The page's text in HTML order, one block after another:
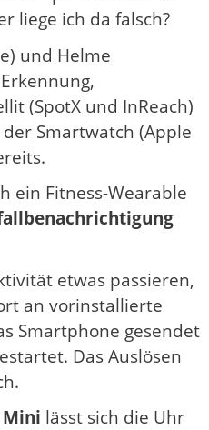
liege ich da falsch?
und Helme
(SpotX und InReach)
Smartwatch (Apple
ein Fitness-Wearable
etwas passieren,
an vorinstallierte
Smartphone gesendet
Das Auslösen
Mini lässt sich die Uhr